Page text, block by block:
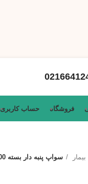
فروشگاه حساب کاربری
سواپ پنبه دار بسته 100 عددی